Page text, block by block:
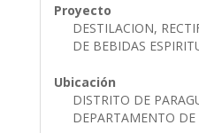
Proyecto
DESTILACION,
DE BEBIDAS
Ubicación
DISTRITO DE
DEPARTAMENTO DE